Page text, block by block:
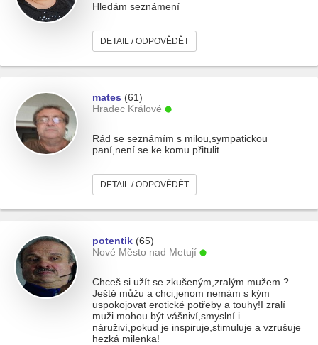
Hledám seznámení
DETAIL / ODPOVĚDĚT
mates (61)
Hradec Králové
Rád se seznámím s milou,sympatickou
paní,není se ke komu přitulit
DETAIL / ODPOVĚDĚT
potentik (65)
Nové Město nad Metují
Chceš si užít se zkušeným,zralým mužem ?
Ještě můžu a chci,jenom nemám s kým
uspokojovat erotické potřeby a touhy!I zralí
muži mohou být vášniví,smyslní i
náruživí,pokud je inspiruje,stimuluje a vzrušuje
hezká milenka!